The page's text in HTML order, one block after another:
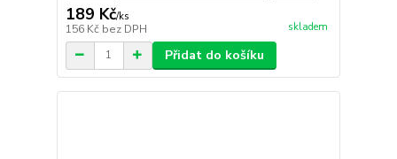
189 Kč/ks
156 Kč bez DPH skladem
Přidat do košíku